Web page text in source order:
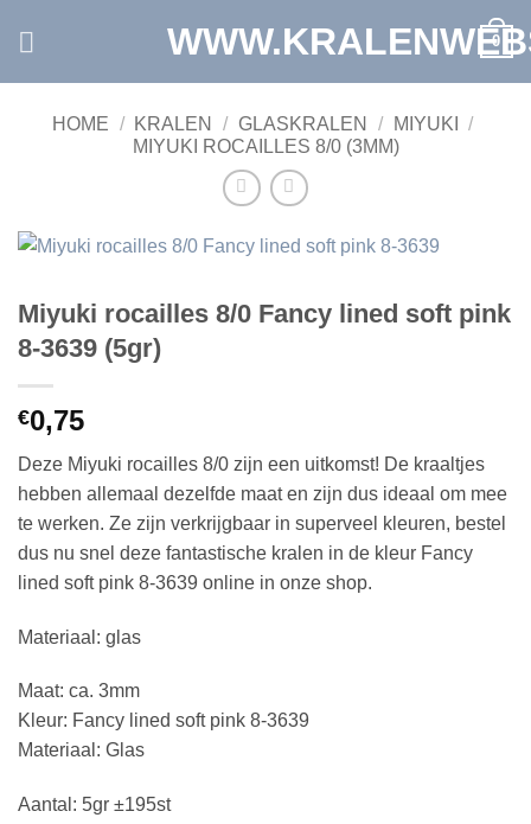
0
HOME / KRALEN / GLASKRALEN / MIYUKI
/
MIYUKI ROCAILLES 8/0 (3MM)
Miyuki rocailles 8/0 Fancy lined soft pink
8-3639 (5gr)
€0,75
Deze Miyuki rocailles 8/0 zijn een uitkomst! De kraaltjes
hebben allemaal dezelfde maat en zijn dus ideaal om mee
te werken. Ze zijn verkrijgbaar in superveel kleuren, bestel
dus nu snel deze fantastische kralen in de kleur Fancy
lined soft pink 8-3639 online in onze shop.
Materiaal: glas
Maat: ca. 3mm
Kleur: Fancy lined soft pink 8-3639
Materiaal: Glas
Aantal: 5gr ±195st